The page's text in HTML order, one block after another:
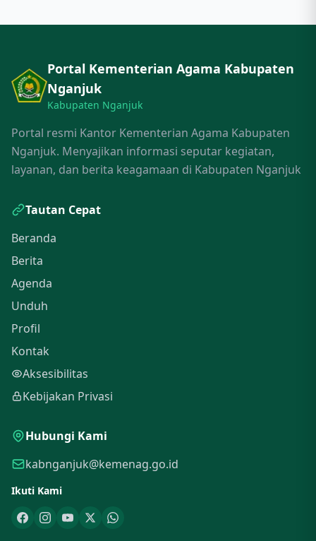
Portal Kementerian Agama Kabupaten
Nganjuk
Kabupaten Nganjuk
Portal resmi Kantor Kementerian Agama Kabupaten
Nganjuk. Menyajikan informasi seputar kegiatan,
layanan, dan berita keagamaan di Kabupaten Nganjuk
Tautan Cepat
Beranda
Berita
Agenda
Unduh
Profil
Kontak
Aksesibilitas
Kebijakan Privasi
Hubungi Kami
kabnganjuk@kemenag.go.id
Ikuti Kami